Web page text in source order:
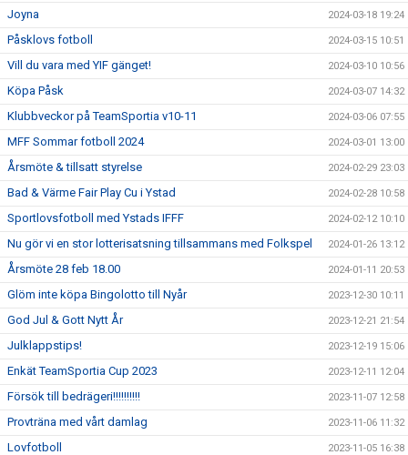
Joyna 2024-03-18 19:24
Påsklovs fotboll 2024-03-15 10:51
Vill du vara med YIF gänget! 2024-03-10 10:56
Köpa Påsk 2024-03-07 14:32
Klubbveckor på TeamSportia v10-11 2024-03-06 07:55
MFF Sommar fotboll 2024 2024-03-01 13:00
Årsmöte & tillsatt styrelse 2024-02-29 23:03
Bad & Värme Fair Play Cu i Ystad 2024-02-28 10:58
Sportlovsfotboll med Ystads IFFF 2024-02-12 10:10
Nu gör vi en stor lotterisatsning tillsammans med Folkspel 2024-01-26 13:12
Årsmöte 28 feb 18.00 2024-01-11 20:53
Glöm inte köpa Bingolotto till Nyår 2023-12-30 10:11
God Jul & Gott Nytt År 2023-12-21 21:54
Julklappstips! 2023-12-19 15:06
Enkät TeamSportia Cup 2023 2023-12-11 12:04
Försök till bedrägeri!!!!!!!!!! 2023-11-07 12:58
Provträna med vårt damlag 2023-11-06 11:32
Lovfotboll 2023-11-05 16:38